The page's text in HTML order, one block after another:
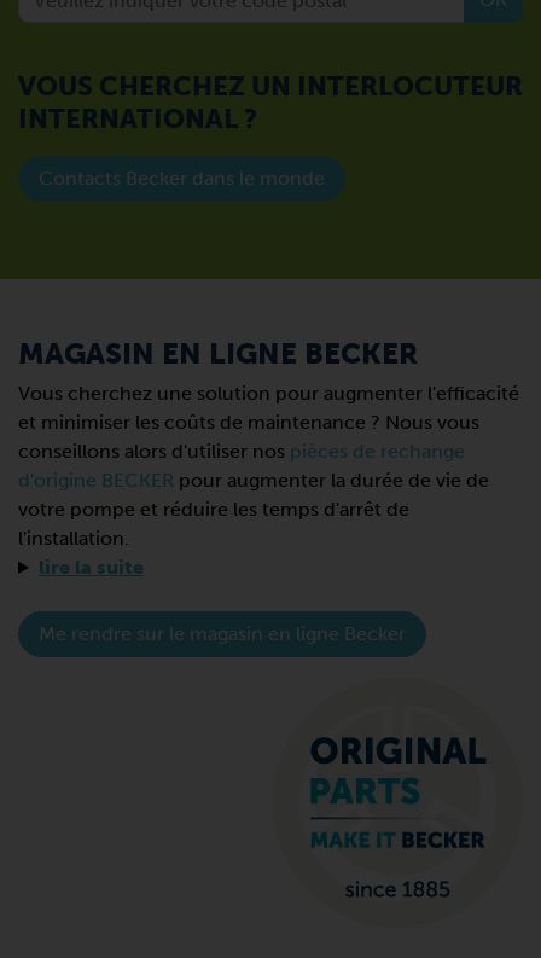
VOUS CHERCHEZ UN INTERLOCUTEUR
INTERNATIONAL ?
Contacts Becker dans le monde
MAGASIN EN LIGNE BECKER
Vous cherchez une solution pour augmenter l'efficacité
et minimiser les coûts de maintenance ? Nous vous
conseillons alors d'utiliser nos pièces de rechange
d'origine BECKER pour augmenter la durée de vie de
votre pompe et réduire les temps d'arrêt de
l'installation.
lire la suite
Me rendre sur le magasin en ligne Becker